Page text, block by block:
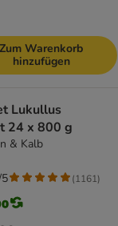
Zum Warenkorb
hinzufügen
Lukullus
24 x 800 g
& Kalb
(1161)